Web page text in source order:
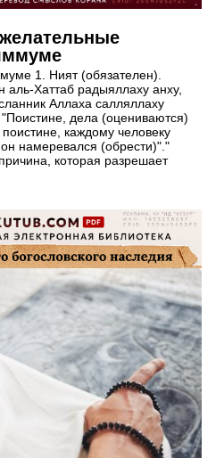
1. Ният (обязателен).
Хаттаб радыяллаху анху,
Аллаха салляллаху
дела (оцениваются)
каждому человеку
намеревался (обрести)"."
которая разрешает